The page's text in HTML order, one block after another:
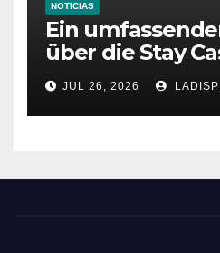
NOTICIAS
Ein
über die Stay
JUL 26, 2026